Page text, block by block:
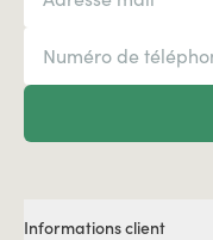
Informations client